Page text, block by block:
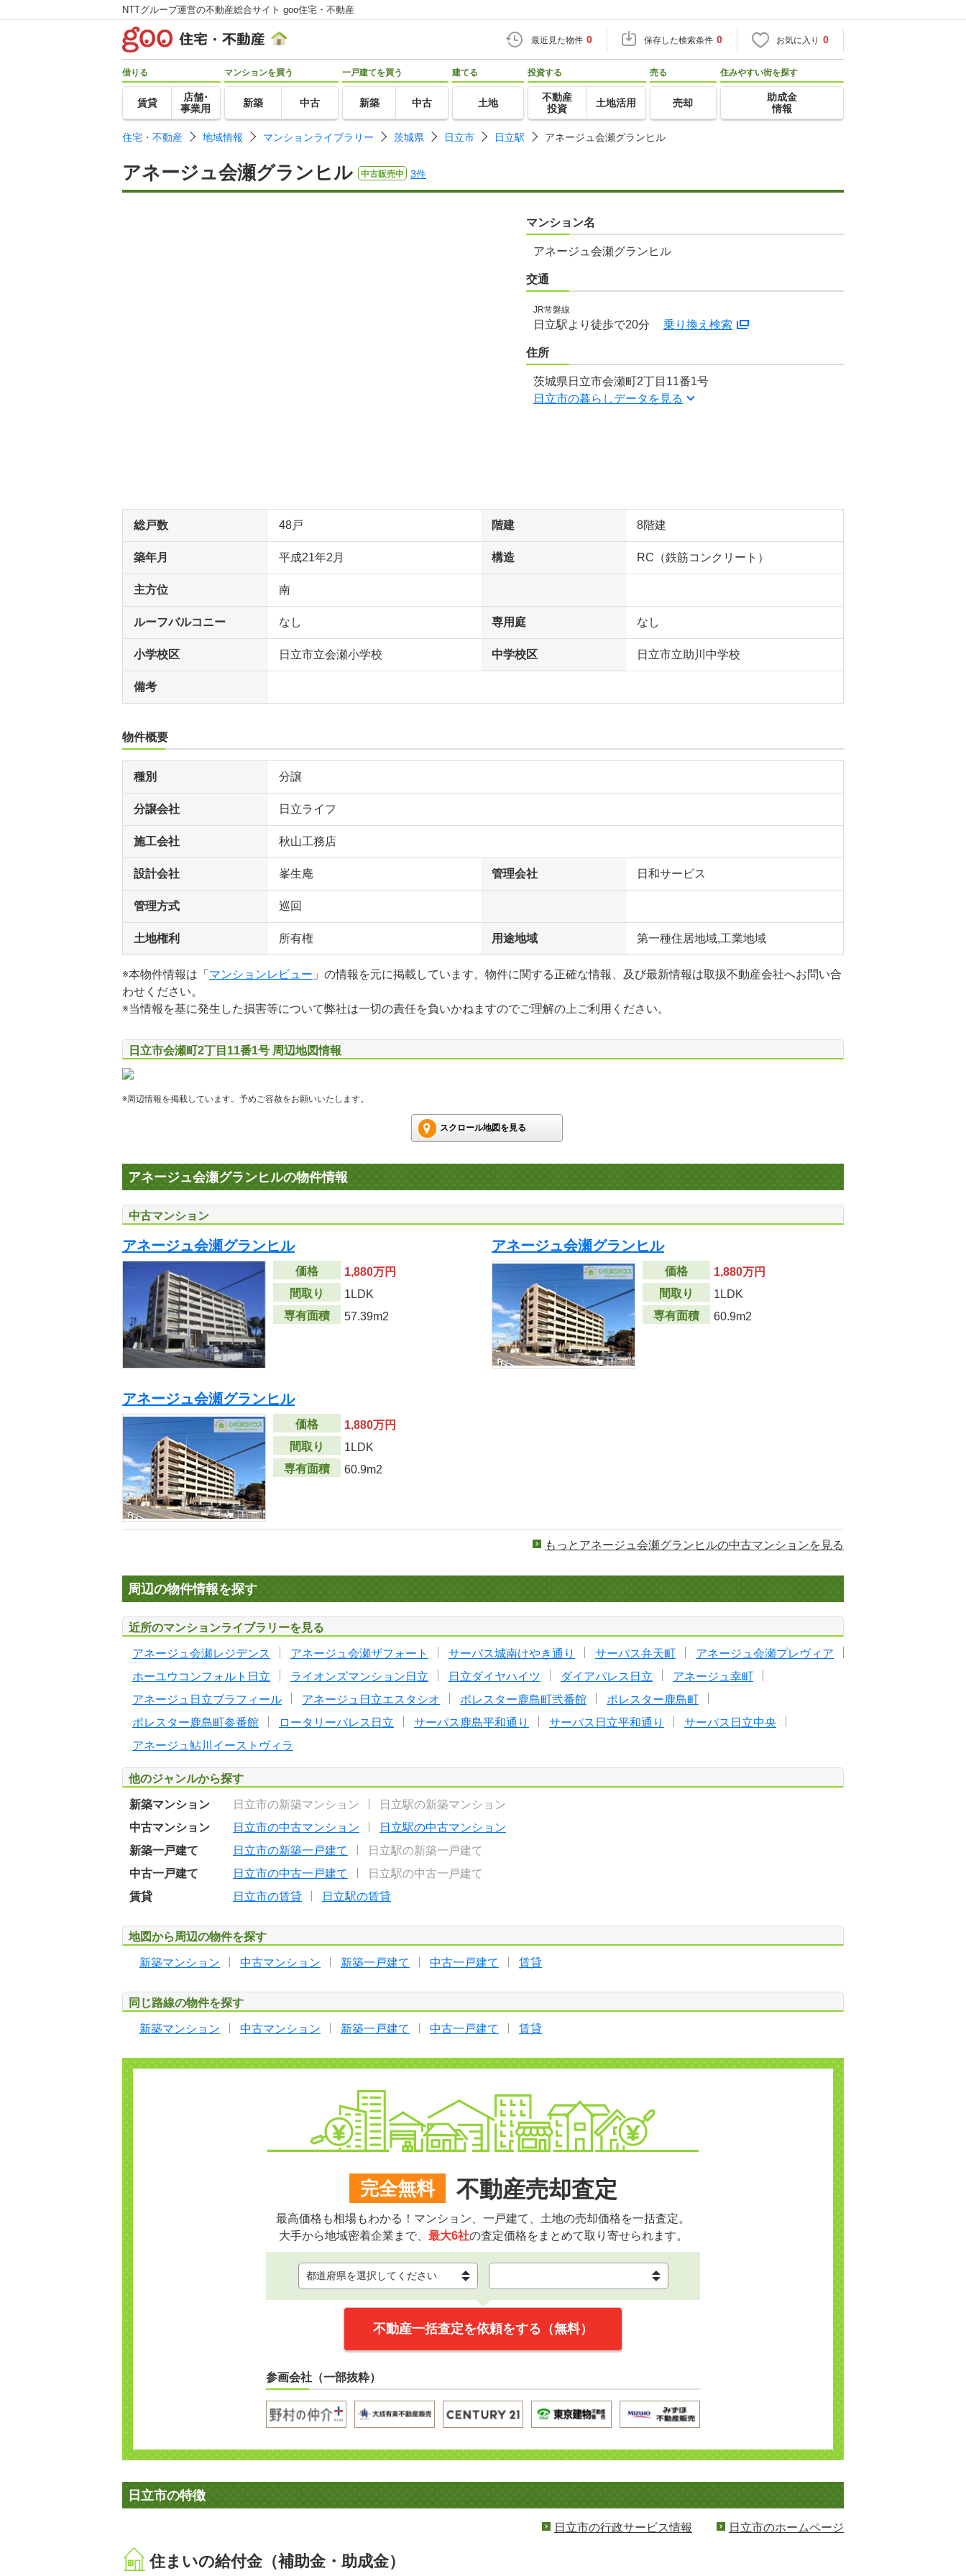
NTTグループ運営の不動産総合サイト goo住宅・不動産
最近見た物件 0 保存した検索条件 0 お気に入り 0
借りる
賃貸
店舗･
事業用
マンションを買う
新築 中古
一戸建てを買う
新築 中古
建てる
土地
投資する
不動産
投資
土地活用
売る
売却
住みやすい街を探す
助成金
情報
住宅・不動産 地域情報 マンションライブラリー 茨城県 日立市 日立駅 アネージュ会瀬グランヒル
アネージュ会瀬グランヒル 中古販売中 3件
マンション名
アネージュ会瀬グランヒル
交通
JR常磐線
日立駅より徒歩で20分 乗り換え検索
住所
茨城県日立市会瀬町2丁目11番1号
日立市の暮らしデータを見る
総戸数 48戸 階建 8階建
築年月 平成21年2月 構造 RC（鉄筋コンクリート）
主方位 南
ルーフバルコニー なし 専用庭 なし
小学校区 日立市立会瀬小学校 中学校区 日立市立助川中学校
備考
物件概要
種別 分譲
分譲会社 日立ライフ
施工会社 秋山工務店
設計会社 峯生庵 管理会社 日和サービス
管理方式 巡回
土地権利 所有権 用途地域 第一種住居地域,工業地域
※本物件情報は「 マンションレビュー 」の情報を元に掲載しています。物件に関する正確な情報、及び最新情報は取扱不動産会社へお問い合
わせください。
※当情報を基に発生した損害等について弊社は一切の責任を負いかねますのでご理解の上ご利用ください。
日立市会瀬町2丁目11番1号 周辺地図情報
※周辺情報を掲載しています。予めご容赦をお願いいたします。
スクロール地図を見る
アネージュ会瀬グランヒルの物件情報
中古マンション
アネージュ会瀬グランヒル
価格
1,880万円
間取り
1LDK
専有面積
57.39m2
アネージュ会瀬グランヒル
価格
1,880万円
間取り
1LDK
専有面積
60.9m2
アネージュ会瀬グランヒル
価格
1,880万円
間取り
1LDK
専有面積
60.9m2
もっとアネージュ会瀬グランヒルの中古マンションを見る
周辺の物件情報を探す
近所のマンションライブラリーを見る
アネージュ会瀬レジデンス アネージュ会瀬ザフォート サーパス城南けやき通り サーパス弁天町
アネージュ会瀬プレヴィア
ホーユウコンフォルト日立
ライオンズマンション日立 日立ダイヤハイツ ダイアパレス日立
アネージュ幸町
アネージュ日立ブラフィール
アネージュ日立エスタシオ ポレスター鹿島町弐番館
ポレスター鹿島町
ポレスター鹿島町参番館
ロータリーパレス日立 サーパス鹿島平和通り サーパス日立平和通り
サーパス日立中央
アネージュ鮎川イーストヴィラ
他のジャンルから探す
新築マンション 日立市の新築マンション
日立駅の新築マンション
中古マンション
日立市の中古マンション
日立駅の中古マンション
新築一戸建て
日立市の新築一戸建て
日立駅の新築一戸建て
中古一戸建て
日立市の中古一戸建て
日立駅の中古一戸建て
賃貸
日立市の賃貸 日立駅の賃貸
地図から周辺の物件を探す
新築マンション 中古マンション 新築一戸建て 中古一戸建て 賃貸
同じ路線の物件を探す
新築マンション 中古マンション 新築一戸建て 中古一戸建て 賃貸
完全無料 不動産売却査定
最高価格も相場もわかる！マンション、一戸建て、土地の売却価格を一括査定。
大手から地域密着企業まで、 最大6社の査定価格をまとめて取り寄せられます。
不動産一括査定を依頼をする（無料）
参画会社（一部抜粋）
日立市の特徴
日立市の行政サービス情報 日立市のホームページ
住まいの給付金（補助金・助成金）